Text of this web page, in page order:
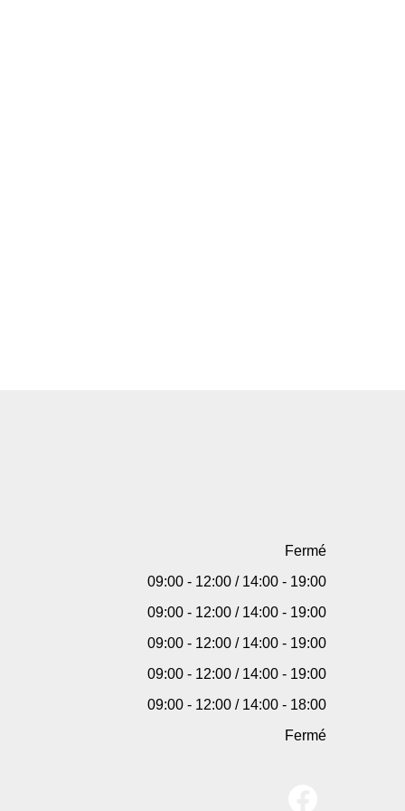
Fermé
09:00 - 12:00 / 14:00 - 19:00
09:00 - 12:00 / 14:00 - 19:00
09:00 - 12:00 / 14:00 - 19:00
09:00 - 12:00 / 14:00 - 19:00
09:00 - 12:00 / 14:00 - 18:00
Fermé